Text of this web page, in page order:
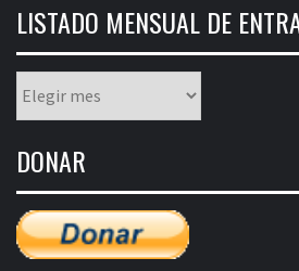
LISTADO MENSUAL DE
mensual
entradas
DONAR